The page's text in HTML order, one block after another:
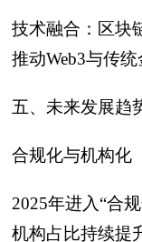
技术融合：区块
推动Web3与传统
五、未来发展趋
合规化与机构化
2025年进入“合
机构占比持续提